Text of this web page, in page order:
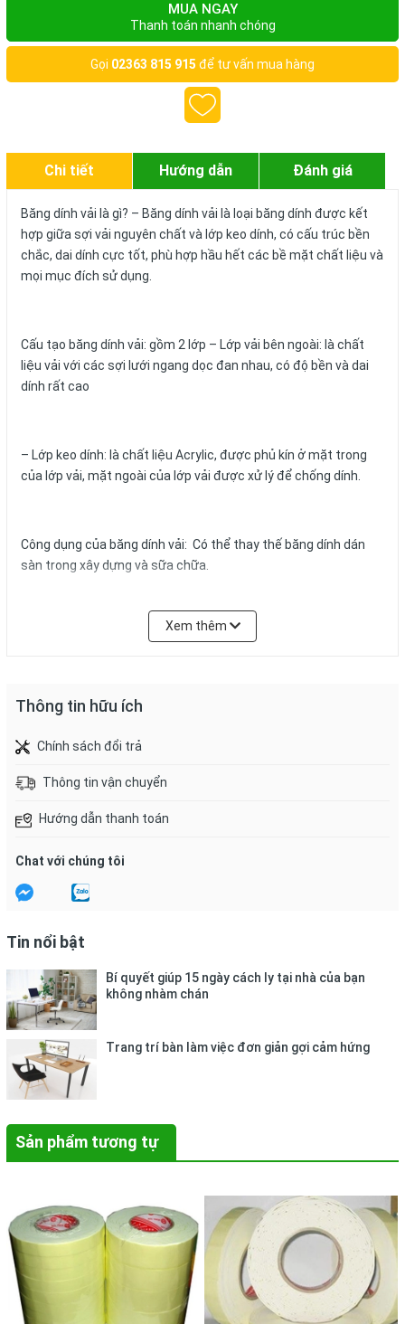
MUA NGAY
Thanh toán nhanh chóng
Gọi 02363 815 915 để tư vấn mua hàng
Chi tiết Hướng dẫn Đánh giá
Băng dính vải là gì? – Băng dính vải là loại băng dính được kết
hợp giữa sợi vải nguyên chất và lớp keo dính, có cấu trúc bền
chắc, dai dính cực tốt, phù hợp hầu hết các bề mặt chất liệu và
mọi mục đích sử dụng.
Cấu tạo băng dính vải: gồm 2 lớp – Lớp vải bên ngoài: là chất
liệu vải với các sợi lưới ngang dọc đan nhau, có độ bền và dai
dính rất cao
– Lớp keo dính: là chất liệu Acrylic, được phủ kín ở mặt trong
của lớp vải, mặt ngoài của lớp vải được xử lý để chống dính.
Công dụng của băng dính vải: Có thể thay thế băng dính dán
sàn trong xây dựng và sữa chữa.
Dùng trong các công việc trang trí do băng keo vải rất phong
Xem thêm
Thông tin hữu ích
Chính sách đổi trả
Thông tin vận chuyển
Hướng dẫn thanh toán
Chat với chúng tôi
Tin nổi bật
Bí quyết giúp 15 ngày cách ly tại nhà của bạn
không nhàm chán
Trang trí bàn làm việc đơn giản gợi cảm hứng
Sản phẩm tương tự